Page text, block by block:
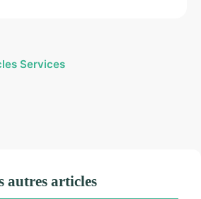
Services
autres articles